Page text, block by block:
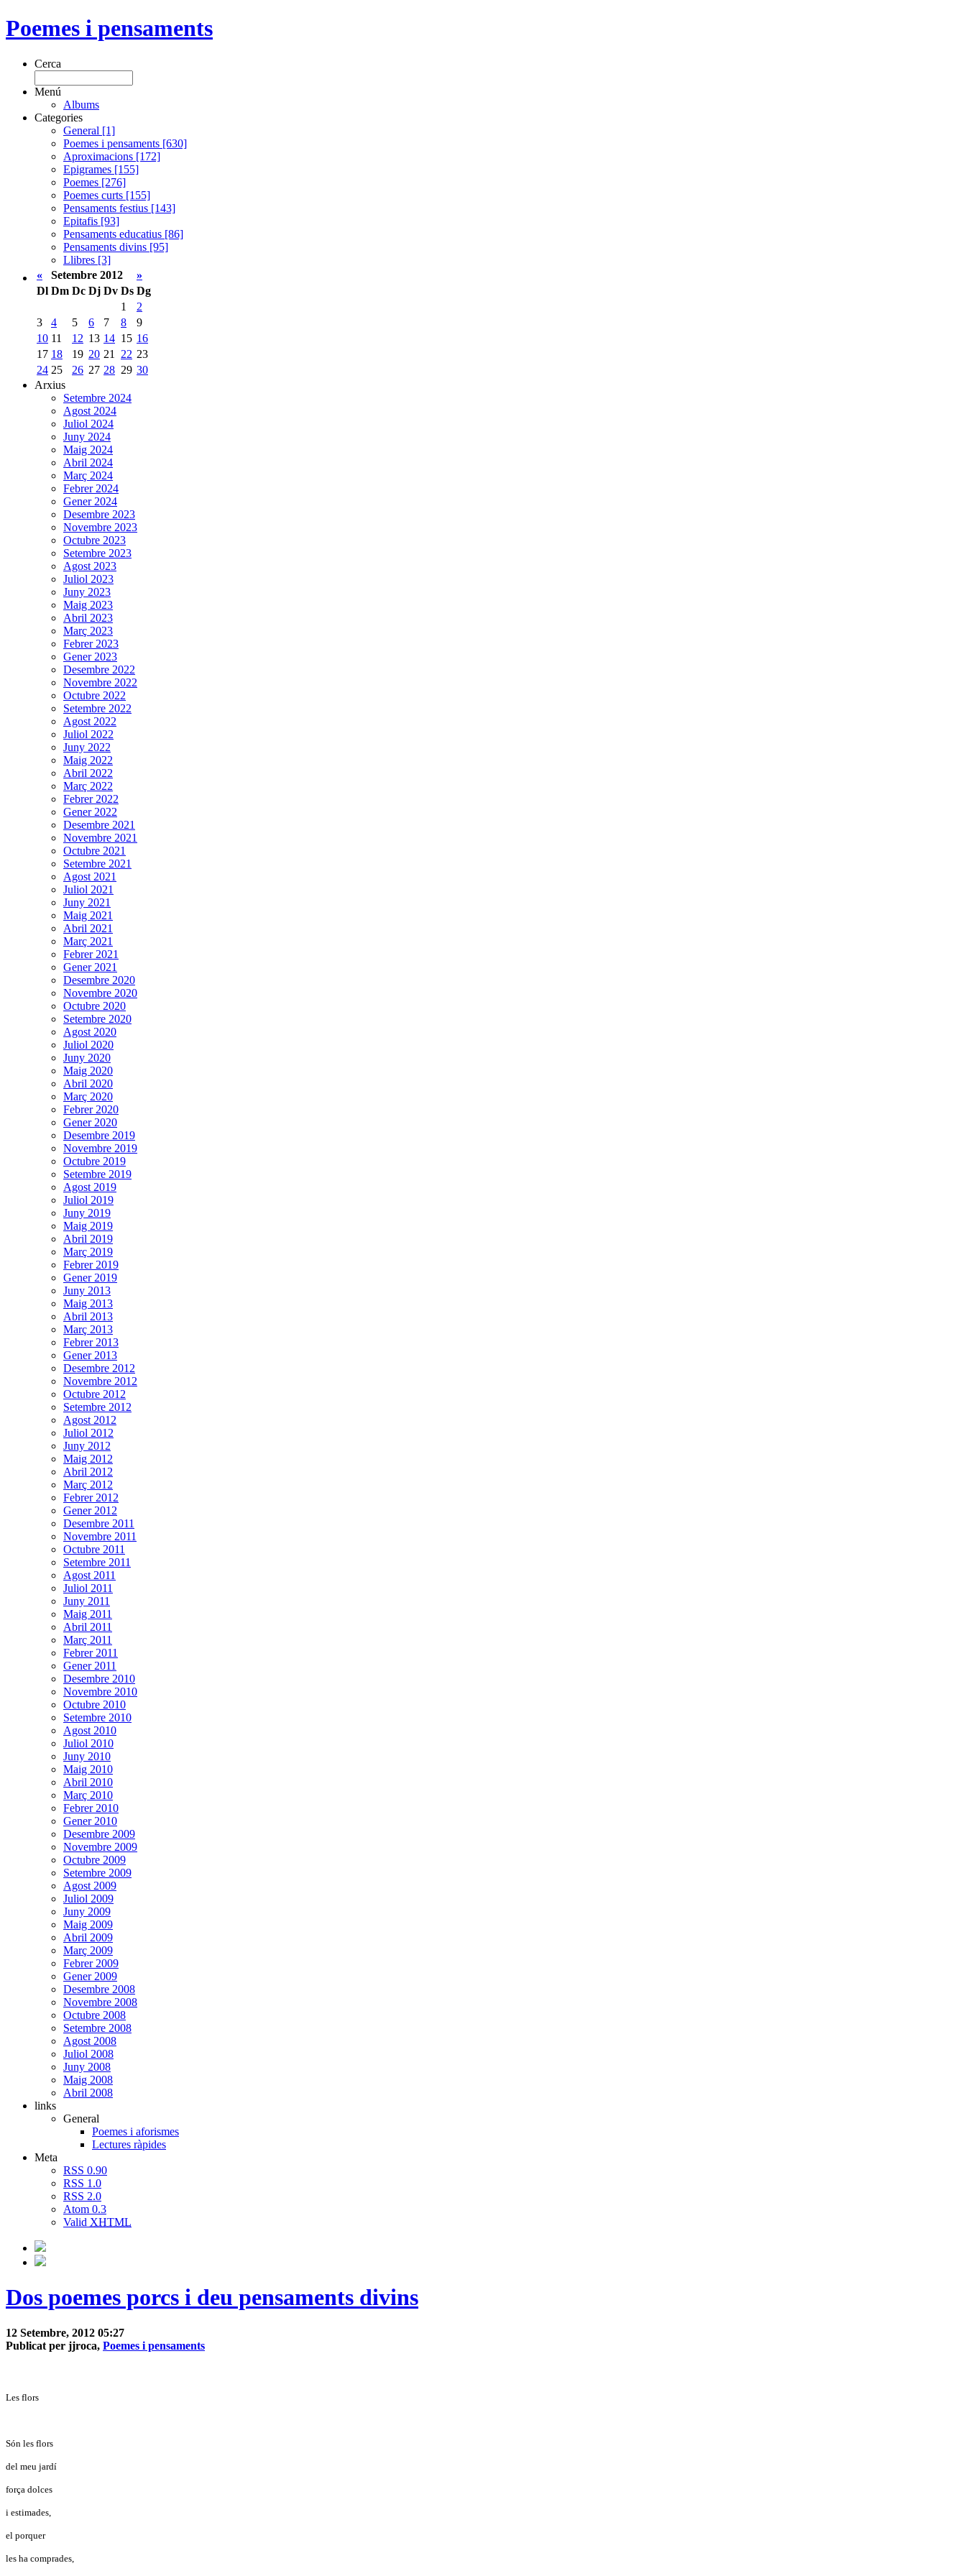
Poemes i pensaments
Cerca
Menú
Albums
Categories
General [1]
Poemes i pensaments [630]
Aproximacions [172]
Epigrames [155]
Poemes [276]
Poemes curts [155]
Pensaments festius [143]
Epitafis [93]
Pensaments educatius [86]
Pensaments divins [95]
Llibres [3]
«
Setembre 2012
»
Dl Dm Dc Dj Dv Ds Dg
1
2
3
4 5 6 7 8
9
10 11 12 13 14 15 16
17 18 19 20 21 22 23
24 25 26 27 28 29 30
Arxius
Setembre 2024
Agost 2024
Juliol 2024
Juny 2024
Maig 2024
Abril 2024
Març 2024
Febrer 2024
Gener 2024
Desembre 2023
Novembre 2023
Octubre 2023
Setembre 2023
Agost 2023
Juliol 2023
Juny 2023
Maig 2023
Abril 2023
Març 2023
Febrer 2023
Gener 2023
Desembre 2022
Novembre 2022
Octubre 2022
Setembre 2022
Agost 2022
Juliol 2022
Juny 2022
Maig 2022
Abril 2022
Març 2022
Febrer 2022
Gener 2022
Desembre 2021
Novembre 2021
Octubre 2021
Setembre 2021
Agost 2021
Juliol 2021
Juny 2021
Maig 2021
Abril 2021
Març 2021
Febrer 2021
Gener 2021
Desembre 2020
Novembre 2020
Octubre 2020
Setembre 2020
Agost 2020
Juliol 2020
Juny 2020
Maig 2020
Abril 2020
Març 2020
Febrer 2020
Gener 2020
Desembre 2019
Novembre 2019
Octubre 2019
Setembre 2019
Agost 2019
Juliol 2019
Juny 2019
Maig 2019
Abril 2019
Març 2019
Febrer 2019
Gener 2019
Juny 2013
Maig 2013
Abril 2013
Març 2013
Febrer 2013
Gener 2013
Desembre 2012
Novembre 2012
Octubre 2012
Setembre 2012
Agost 2012
Juliol 2012
Juny 2012
Maig 2012
Abril 2012
Març 2012
Febrer 2012
Gener 2012
Desembre 2011
Novembre 2011
Octubre 2011
Setembre 2011
Agost 2011
Juliol 2011
Juny 2011
Maig 2011
Abril 2011
Març 2011
Febrer 2011
Gener 2011
Desembre 2010
Novembre 2010
Octubre 2010
Setembre 2010
Agost 2010
Juliol 2010
Juny 2010
Maig 2010
Abril 2010
Març 2010
Febrer 2010
Gener 2010
Desembre 2009
Novembre 2009
Octubre 2009
Setembre 2009
Agost 2009
Juliol 2009
Juny 2009
Maig 2009
Abril 2009
Març 2009
Febrer 2009
Gener 2009
Desembre 2008
Novembre 2008
Octubre 2008
Setembre 2008
Agost 2008
Juliol 2008
Juny 2008
Maig 2008
Abril 2008
links
General
Poemes i aforismes
Lectures ràpides
Meta
RSS 0.90
RSS 1.0
RSS 2.0
Atom 0.3
Valid XHTML
Dos poemes porcs i deu pensaments divins
12 Setembre, 2012 05:27
Publicat per jjroca, Poemes i pensaments
Les flors
Són les flors
del meu jardí
força dolces
i estimades,
el porquer
les ha comprades,